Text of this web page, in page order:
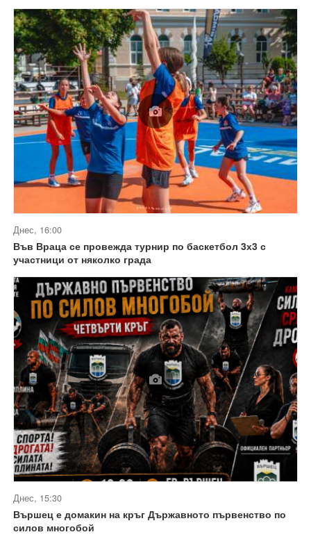
Днес, 16:00
Във Враца се провежда турнир по баскетбол 3х3 с
участници от няколко града
Днес, 15:30
Вършец е домакин на кръг Държавното първенство по
силов многобой